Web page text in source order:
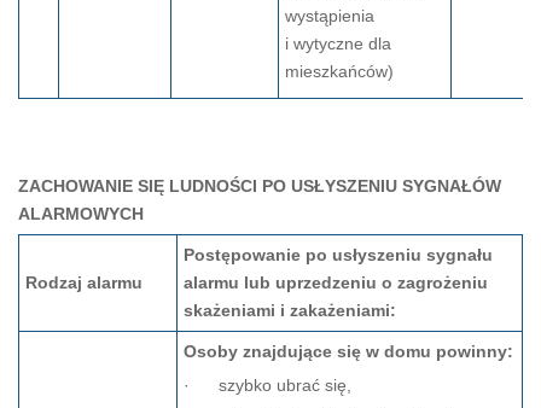
wystąpienia
i wytyczne dla
mieszkańców)
ZACHOWANIE SIĘ LUDNOŚCI PO USŁYSZENIU SYGNAŁÓW
ALARMOWYCH
Rodzaj alarmu
Postępowanie po usłyszeniu sygnału
alarmu lub uprzedzeniu o zagrożeniu
skażeniami i zakażeniami:
Osoby znajdujące się w domu powinny:
· szybko ubrać się,